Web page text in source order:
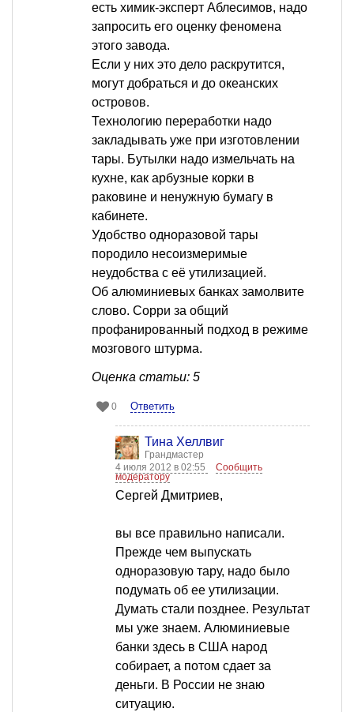
есть химик-эксперт Аблесимов, надо
запросить его оценку феномена
этого завода.
Если у них это дело раскрутится,
могут добраться и до океанских
островов.
Технологию переработки надо
закладывать уже при изготовлении
тары. Бутылки надо измельчать на
кухне, как арбузные корки в
раковине и ненужную бумагу в
кабинете.
Удобство одноразовой тары
породило несоизмеримые
неудобства с её утилизацией.
Об алюминиевых банках замолвите
слово. Сорри за общий
профанированный подход в режиме
мозгового штурма.
Оценка статьи: 5
0 Ответить
Тина Хеллвиг
Грандмастер
4 июля 2012 в 02:55
Сообщить
модератору
Сергей Дмитриев,
вы все правильно написали.
Прежде чем выпускать
одноразовую тару, надо было
подумать об ее утилизации.
Думать стали позднее. Результат
мы уже знаем. Алюминиевые
банки здесь в США народ
собирает, а потом сдает за
деньги. В России не знаю
ситуацию.